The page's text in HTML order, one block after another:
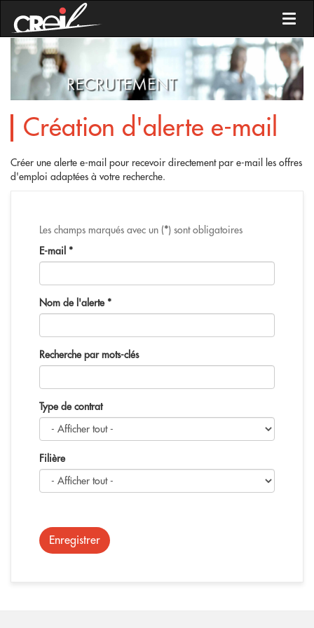
Création d'alerte e-mail
Créer une alerte e-mail pour recevoir directement par e-mail les offres
d'emploi adaptées à votre recherche.
Les champs marqués avec un (*) sont obligatoires
E-mail *
Nom de l'alerte *
Recherche par mots-clés
Type de contrat
Filière
Enregistrer